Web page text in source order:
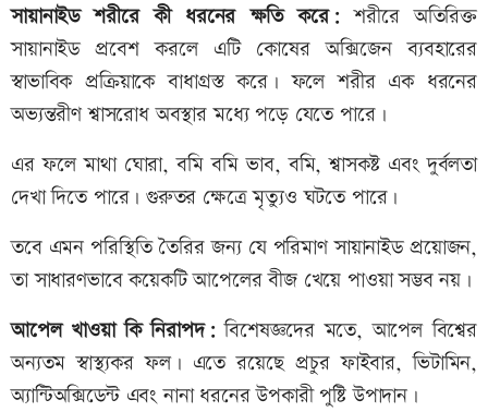
সায়ানাইড শরীরে কী ধরনের ক্ষতি করে:শরীরে অতিরিক্ত
সায়ানাইড প্রবেশ করলে এটি কোষের অক্সিজেন ব্যবহারের
স্বাভাবিক প্রক্রিয়াকে বাধাগ্রস্ত করে। ফলে শরীর এক ধরনের
অভ্যন্তরীণ শ্বাসরোধ অবস্থার মধ্যে পড়ে যেতে পারে।
এর ফলে মাথা ঘোরা, বমি বমি ভাব, বমি, শ্বাসকষ্ট এবং দুর্বলতা
দেখা দিতে পারে। গুরুতর ক্ষেত্রে মৃত্যুও ঘটতে পারে।
তবে এমন পরিস্থিতি তৈরির জন্য যে পরিমাণ সায়ানাইড প্রয়োজন,
তা সাধারণভাবে কয়েকটি আপেলের বীজ খেয়ে পাওয়া সম্ভব নয়।
আপেল খাওয়া কি নিরাপদ:বিশেষজ্ঞদের মতে, আপেল বিশ্বের
অন্যতম স্বাস্থ্যকর ফল। এতে রয়েছে প্রচুর ফাইবার, ভিটামিন,
অ্যান্টিঅক্সিডেন্ট এবং নানা ধরনের উপকারী পুষ্টি উপাদান।